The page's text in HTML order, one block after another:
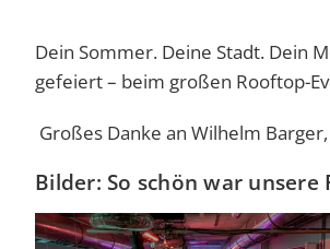
Dein Sommer. Deine Stadt. Dein
gefeiert – beim großen Rooftop-
Großes Danke an Wilhelm
Bilder: So schön war